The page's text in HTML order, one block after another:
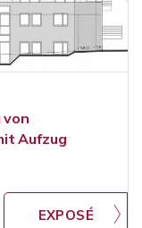
von
Aufzug